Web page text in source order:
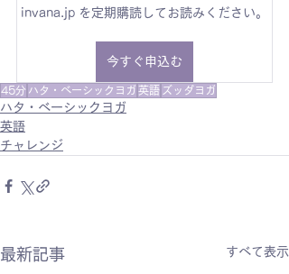
invana.jp を定期購読してお読みください。
今すぐ申込む
45分 ハタ・ベーシックヨガ 英語 ズッダヨガ
ハタ・ベーシックヨガ
英語
チャレンジ
最新記事 すべて表示